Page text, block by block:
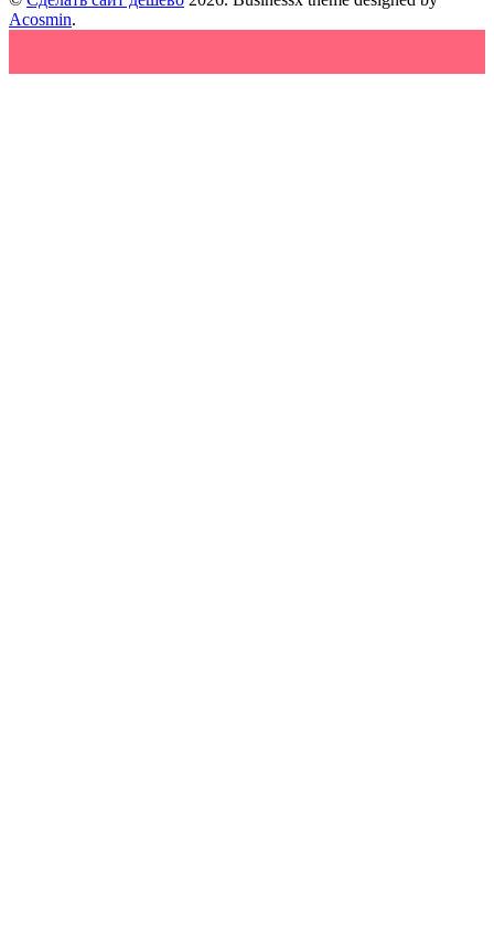
Acosmin.